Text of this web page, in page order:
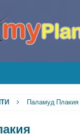
Паламуд Плакия